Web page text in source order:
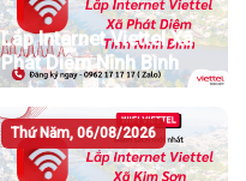
Lắp Internet Viettel Xã
Phát Diệm Ninh Bình
Thứ Năm, 06/08/2026